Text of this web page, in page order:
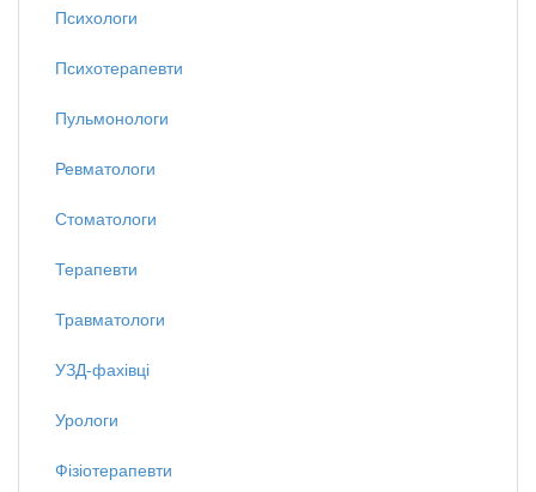
Психологи
Психотерапевти
Пульмонологи
Ревматологи
Стоматологи
Терапевти
Травматологи
УЗД-фахівці
Урологи
Фізіотерапевти